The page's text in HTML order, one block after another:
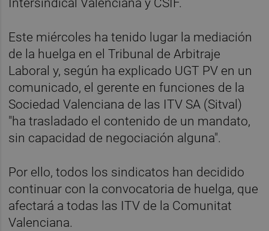
Intersindical Valenciana y CSIF.
Este miércoles ha tenido lugar la mediación
de la huelga en el Tribunal de Arbitraje
Laboral y, según ha explicado UGT PV en un
comunicado, el gerente en funciones de la
Sociedad Valenciana de las ITV SA (Sitval)
"ha trasladado el contenido de un mandato,
sin capacidad de negociación alguna".
Por ello, todos los sindicatos han decidido
continuar con la convocatoria de huelga, que
afectará a todas las ITV de la Comunitat
Valenciana.